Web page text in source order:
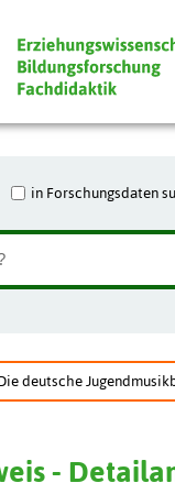
in Forschungsdaten
deutsche
-